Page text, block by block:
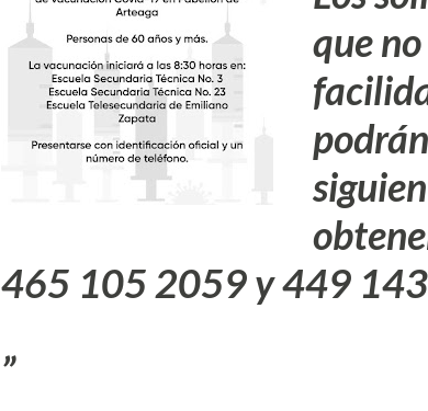
que
465 105 2059 y 449